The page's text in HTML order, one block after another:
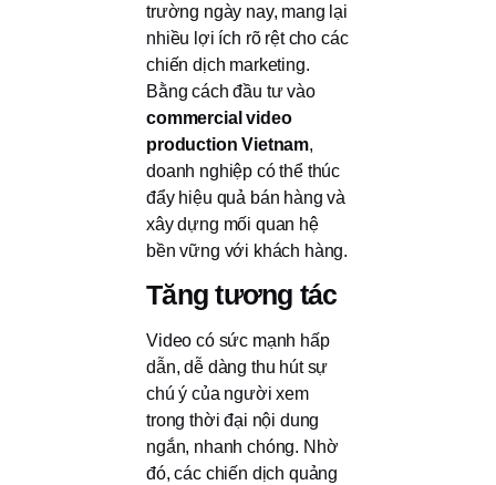
trường ngày nay, mang lại
nhiều lợi ích rõ rệt cho các
chiến dịch marketing.
Bằng cách đầu tư vào
commercial video
production Vietnam,
doanh nghiệp có thể thúc
đẩy hiệu quả bán hàng và
xây dựng mối quan hệ
bền vững với khách hàng.
Tăng tương tác
Video có sức mạnh hấp
dẫn, dễ dàng thu hút sự
chú ý của người xem
trong thời đại nội dung
ngắn, nhanh chóng. Nhờ
đó, các chiến dịch quảng